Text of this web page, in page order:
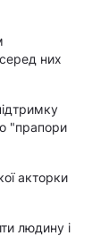
них
"прапори
акторки
людину і